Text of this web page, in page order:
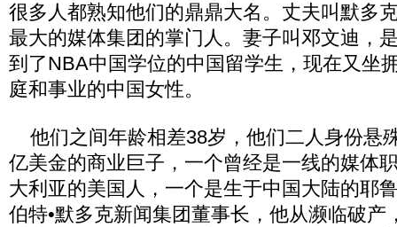
很多人都熟知他们的鼎鼎大名。丈夫叫默多
最大的媒体集团的掌门人。妻子叫邓文迪，
到了NBA中国学位的中国留学生，现在又坐
庭和事业的中国女性。
他们之间年龄相差38岁，他们二人身份悬
亿美金的商业巨子，一个曾经是一线的媒体
大利亚的美国人，一个是生于中国大陆的耶
伯特•默多克新闻集团董事长，他从濒临破产